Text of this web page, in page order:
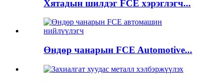
Хятадын шилдэг FCE хэрэглэгч...
Өндөр чанарын FCE Automotive...